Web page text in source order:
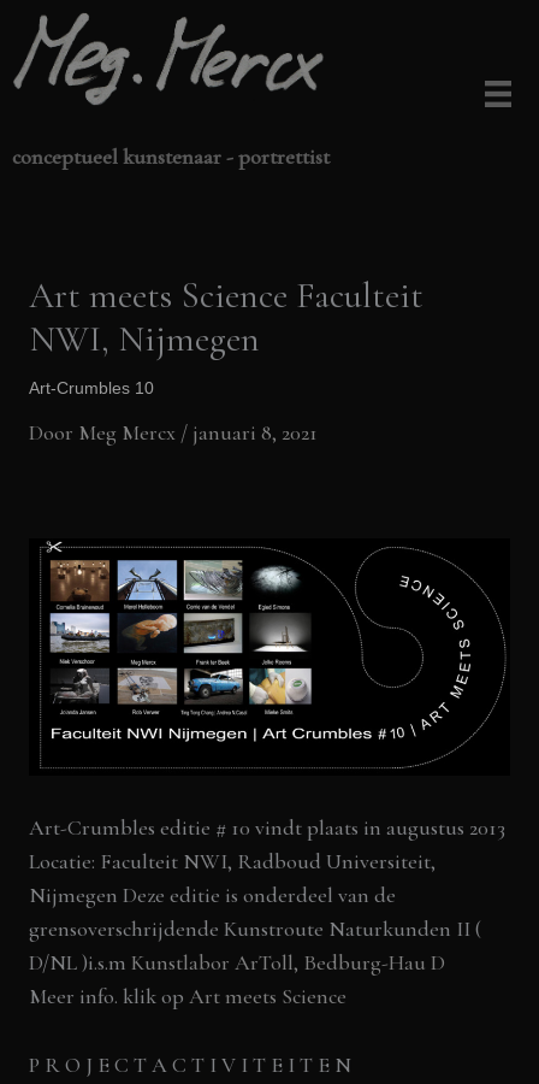
naar
de
conceptueel kunstenaar - portrettist
Art meets Science Faculteit
NWI, Nijmegen
Art-Crumbles 10
Door Meg Mercx / januari 8, 2021
Art-Crumbles editie # 10 vindt plaats in augustus 2013
Locatie: Faculteit NWI, Radboud Universiteit,
Nijmegen Deze editie is onderdeel van de
grensoverschrijdende Kunstroute Naturkunden II (
D/NL )i.s.m Kunstlabor ArToll, Bedburg-Hau D
Meer info. klik op Art meets Science
P R O J E C T A C T I V I T E I T E N